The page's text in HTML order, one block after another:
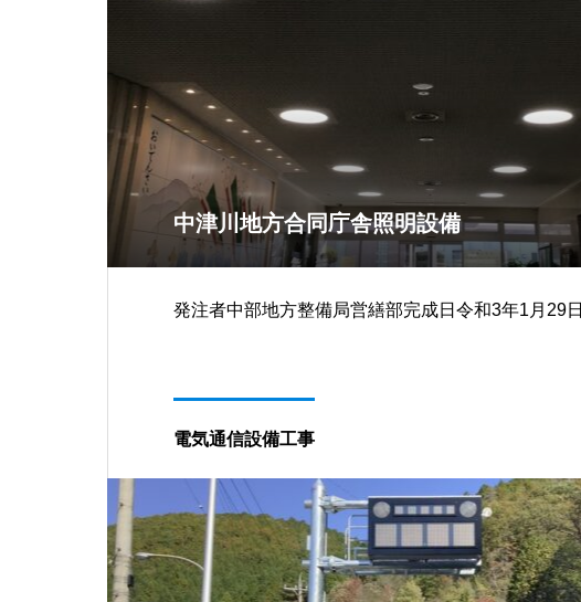
中津川地方合同庁舎照明設備
発注者中部地方整備局営繕部完成日令和3年1月29日
電気通信設備工事